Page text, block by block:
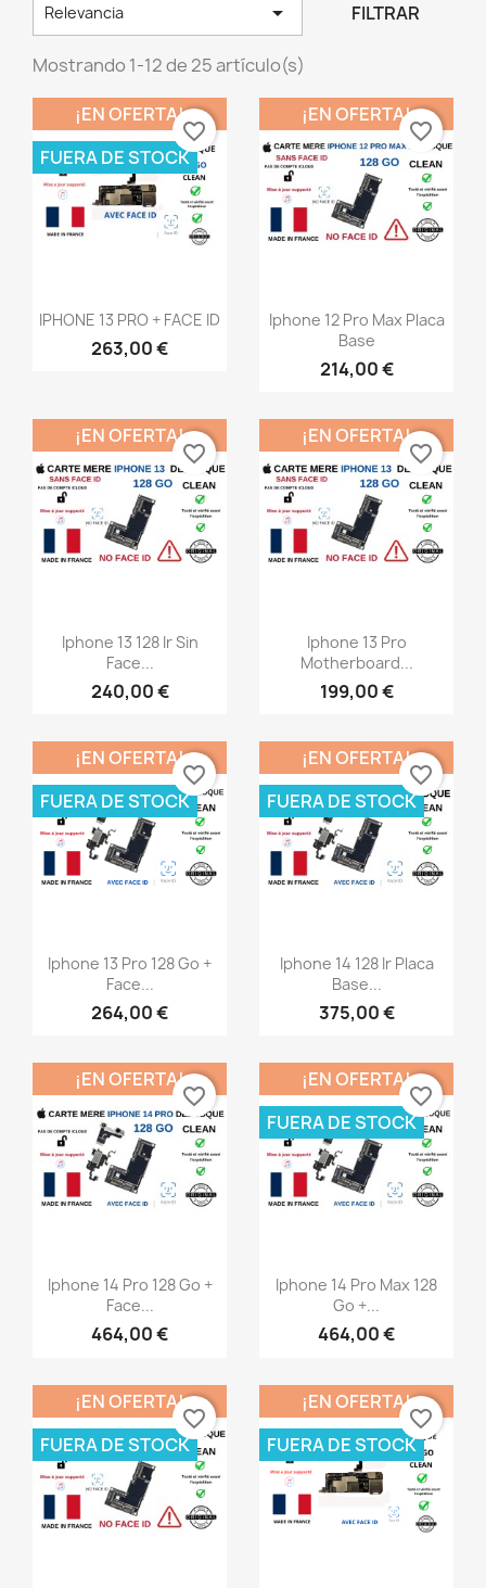
Relevancia  FILTRAR
Mostrando 1-12 de 25 artículo(s)
Vista rápida
IPHONE 13 PRO + FACE ID
263,00 €
¡EN OFERTA!
FUERA DE STOCK
favorite_border
Vista rápida
Iphone 12 Pro Max Placa
Base
214,00 €
¡EN OFERTA!
favorite_border
Vista rápida
Iphone 13 128 Ir Sin
Face...
240,00 €
¡EN OFERTA!
favorite_border
Vista rápida
Iphone 13 Pro
Motherboard...
199,00 €
¡EN OFERTA!
favorite_border
Vista rápida
Iphone 13 Pro 128 Go +
Face...
264,00 €
¡EN OFERTA!
FUERA DE STOCK
favorite_border
Vista rápida
Iphone 14 128 Ir Placa
Base...
375,00 €
¡EN OFERTA!
FUERA DE STOCK
favorite_border
Vista rápida
Iphone 14 Pro 128 Go +
Face...
464,00 €
¡EN OFERTA!
favorite_border
Vista rápida
Iphone 14 Pro Max 128
Go +...
464,00 €
¡EN OFERTA!
FUERA DE STOCK
favorite_border
¡EN OFERTA!
FUERA DE STOCK
favorite_border
¡EN OFERTA!
FUERA DE STOCK
favorite_border